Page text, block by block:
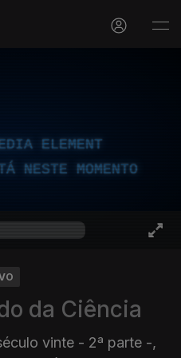
ELEMENT
NESTE MOMENTO
da Ciência
vinte - 2ª parte -,